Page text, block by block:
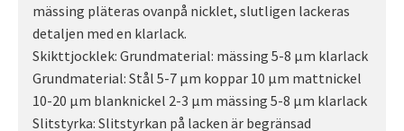
mässing pläteras ovanpå nicklet, slutligen lackeras
detaljen med en klarlack.
Skikttjocklek: Grundmaterial: mässing 5-8 µm klarlack
Grundmaterial: Stål 5-7 µm koppar 10 µm mattnickel
10-20 µm blanknickel 2-3 µm mässing 5-8 µm klarlack
Slitstyrka: Slitstyrkan på lacken är begränsad